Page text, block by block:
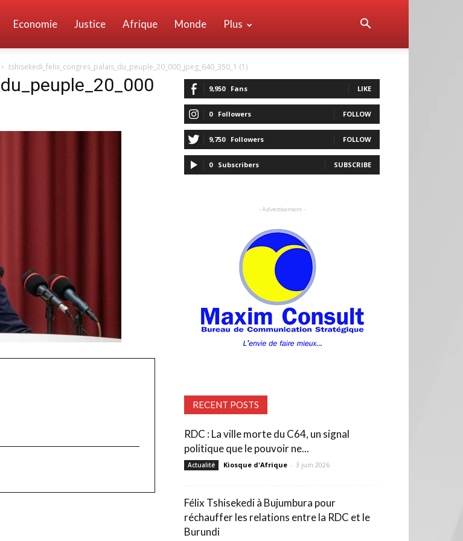
Economie Justice Afrique Monde Plus
tshisekedi_felix_congres_palais_du_peuple_20_000_jpeg_640_350_1 (1)
9,950 Fans LIKE
0 Followers FOLLOW
9,750 Followers FOLLOW
0 Subscribers SUBSCRIBE
- Advertisement -
RECENT POSTS
RDC : La ville morte du C64, un signal
politique que le pouvoir ne...
Actualité Kiosque d'Afrique - 3 juin 2026
Félix Tshisekedi à Bujumbura pour
réchauffer les relations entre la RDC et le
Burundi